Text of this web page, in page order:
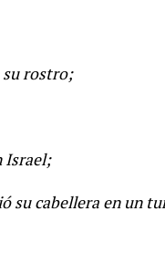
su rostro;
Israel;
su cabellera en un